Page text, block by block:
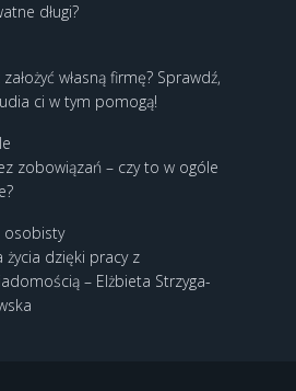
długi?
własną firmę? Sprawdź,
ci w tym pomogą!
zobowiązań – czy to w ogóle
osobisty
życia dzięki pracy z
– Elżbieta Strzyga-